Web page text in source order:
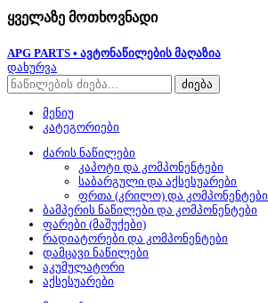
ყველაზე მოთხოვნადი
APG PARTS • ავტონაწილების მაღაზია
დახურვა
ძიება
მენიუ
კატეგორიები
ძარის ნაწილები
კაპოტი და კომპონენტები
საბარგული და აქსესუარები
ფრთა (კრილო) და კომპონენტები
ბამპერის ნაწილები და კომპონენტები
ფარები (მაშუქები)
რადიატორები და კომპონენტები
დამცავი ნაწილები
აკუმულატორი
აქსესუარები